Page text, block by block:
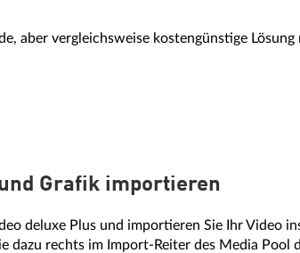
aber vergleichsweise kostengünstige Lösung
Grafik importieren
deluxe Plus und importieren Sie Ihr Video
dazu rechts im Import-Reiter des Media Pool